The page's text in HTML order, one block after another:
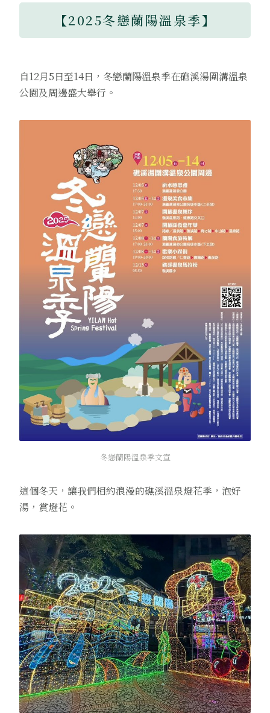
【2025冬戀蘭陽溫泉季】
自12月5日至14日，冬戀蘭陽溫泉季在礁溪湯圍溝溫泉
公園及周邊盛大舉行。
冬戀蘭陽溫泉季文宣
這個冬天，讓我們相約浪漫的礁溪溫泉燈花季，泡好
湯，賞燈花。